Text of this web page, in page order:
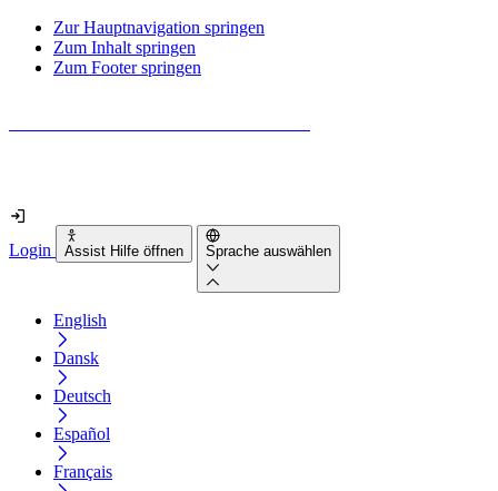
Zur Hauptnavigation springen
Zum Inhalt springen
Zum Footer springen
Login Assist Hilfe öffnen Sprache auswählen
English
Dansk
Deutsch
Español
Français